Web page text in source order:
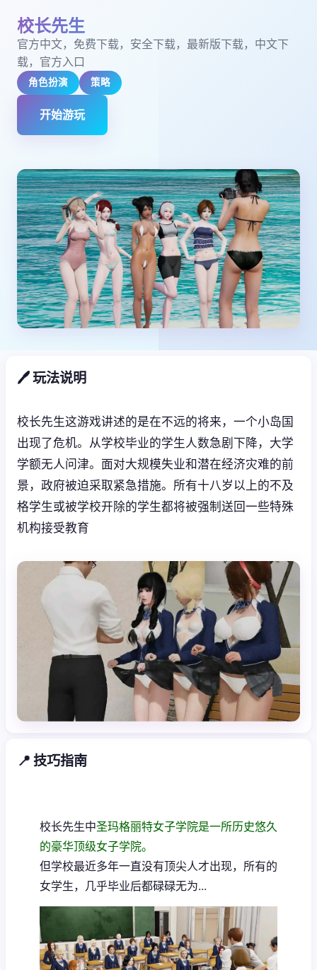
校长先生
官方中文，免费下载，安全下载，最新版下载，中文下
载，官方入口
角色扮演 策略
开始游玩
🖊️ 玩法说明
校长先生这游戏讲述的是在不远的将来，一个小岛国
出现了危机。从学校毕业的学生人数急剧下降，大学
学额无人问津。面对大规模失业和潜在经济灾难的前
景，政府被迫采取紧急措施。所有十八岁以上的不及
格学生或被学校开除的学生都将被强制送回一些特殊
机构接受教育
📍 技巧指南
校长先生中圣玛格丽特女子学院是一所历史悠久
的豪华顶级女子学院。
但学校最近多年一直没有顶尖人才出现，所有的
女学生，几乎毕业后都碌碌无为...